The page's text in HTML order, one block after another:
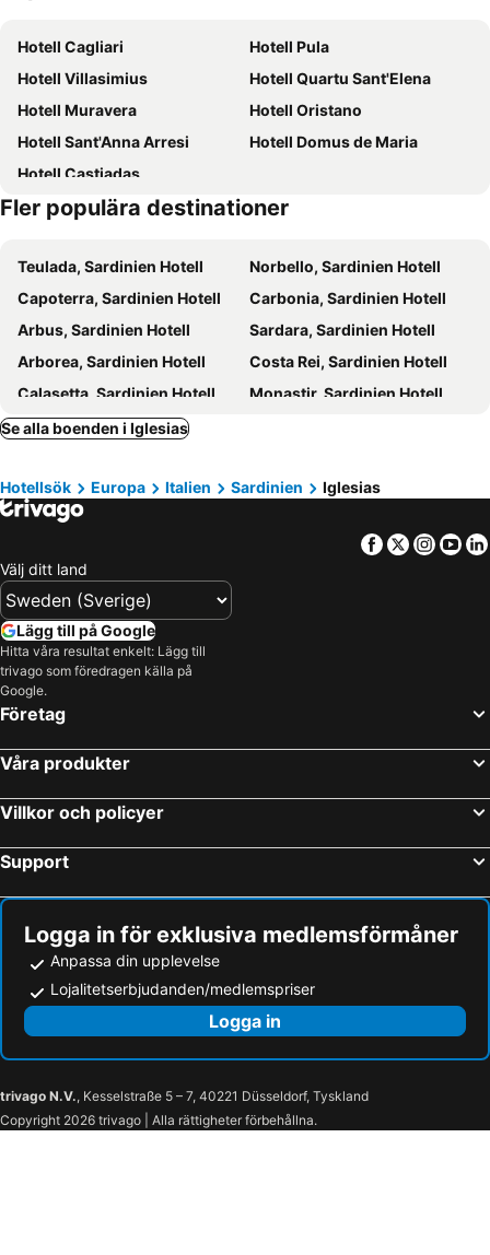
Porto Paglia
Masua
Cala Domestica
Spiaggia Portixeddu
Spiaggia Maladroxia
CEP
Le Saline
Porto Pino
Is Arenas Bianca
Hotell Cagliari
Hotell Pula
Hotell Villasimius
Hotell Quartu Sant'Elena
Hotell Muravera
Hotell Oristano
Hotell Sant'Anna Arresi
Hotell Domus de Maria
Hotell Castiadas
Fler populära destinationer
Teulada, Sardinien Hotell
Norbello, Sardinien Hotell
Capoterra, Sardinien Hotell
Carbonia, Sardinien Hotell
Arbus, Sardinien Hotell
Sardara, Sardinien Hotell
Arborea, Sardinien Hotell
Costa Rei, Sardinien Hotell
Calasetta, Sardinien Hotell
Monastir, Sardinien Hotell
Elmas, Sardinien Hotell
Cabras, Sardinien Hotell
Sinnai, Sardinien Hotell
Villanovaforru, Sardinien Hotell
Carloforte, Sardinien Hotell
Alghero, Sardinien Hotell
San Teodoro, Sardinien Hotell
Quartu Sant'Elena, Sardinien Hotell
Arbatax, Sardinien Hotell
Tortoli, Sardinien Hotell
Venedig, Veneto Hotell
Palermo, Sicilien Hotell
Bologna, Emilia-Romagna Hotell
Se alla boenden i Iglesias
Hotellsök Europa Italien Sardinien Iglesias
Facebook
Twitter
Välj ditt land
Lägg till på Google
Hitta våra resultat enkelt: Lägg till
trivago som föredragen källa på
Google.
Företag
Våra produkter
Villkor och policyer
Support
Logga in för exklusiva medlemsförmåner
Anpassa din upplevelse
Lojalitetserbjudanden/medlemspriser
Logga in
trivago N.V., Kesselstraße 5 – 7, 40221 Düsseldorf, Tyskland
Copyright 2026 trivago | Alla rättigheter förbehållna.